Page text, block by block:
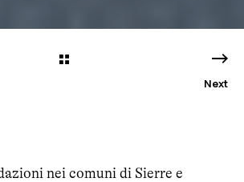
Next
nei comuni di Sierre e